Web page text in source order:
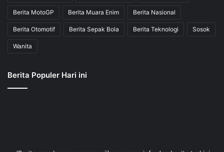
Berita MotoGP Berita Muara Enim Berita Nasional
Berita Otomotif Berita Sepak Bola Berita Teknologi Sosok
Wanita
Berita Populer Hari ini